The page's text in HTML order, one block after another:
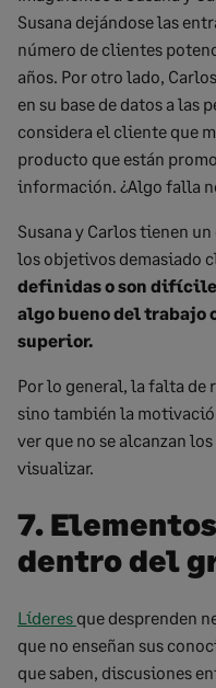
Susana dejándose las
número de clientes
años. Por otro lado,
en su base de datos a las
considera el cliente que
producto que están
información. ¿Algo falla
Susana y Carlos tienen
los objetivos demasiado
definidas o son
algo bueno del trabajo
superior.
Por lo general, la falta de
sino también la
ver que no se alcanzan
visualizar.
7.
dentro del
Líderes que desprenden
que no enseñan sus
que saben, discusiones